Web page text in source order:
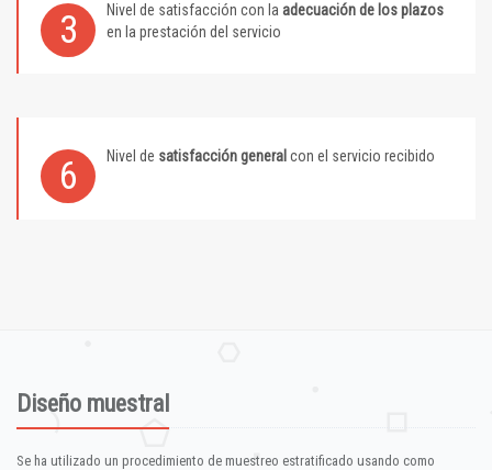
3 Nivel de satisfacción con la adecuación de los plazos
en la prestación del servicio
6 Nivel de satisfacción general con el servicio recibido
Diseño muestral
Se ha utilizado un procedimiento de muestreo estratificado usando como